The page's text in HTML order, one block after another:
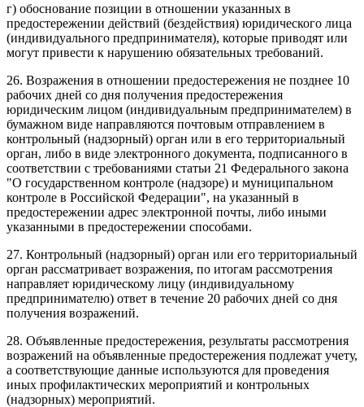
г) обоснование позиции в отношении указанных в
предостережении действий (бездействия) юридического лица
(индивидуального предпринимателя), которые приводят или
могут привести к нарушению обязательных требований.
26. Возражения в отношении предостережения не позднее 10
рабочих дней со дня получения предостережения
юридическим лицом (индивидуальным предпринимателем) в
бумажном виде направляются почтовым отправлением в
контрольный (надзорный) орган или в его территориальный
орган, либо в виде электронного документа, подписанного в
соответствии с требованиями статьи 21 Федерального закона
"О государственном контроле (надзоре) и муниципальном
контроле в Российской Федерации", на указанный в
предостережении адрес электронной почты, либо иными
указанными в предостережении способами.
27. Контрольный (надзорный) орган или его территориальный
орган рассматривает возражения, по итогам рассмотрения
направляет юридическому лицу (индивидуальному
предпринимателю) ответ в течение 20 рабочих дней со дня
получения возражений.
28. Объявленные предостережения, результаты рассмотрения
возражений на объявленные предостережения подлежат учету,
а соответствующие данные используются для проведения
иных профилактических мероприятий и контрольных
(надзорных) мероприятий.